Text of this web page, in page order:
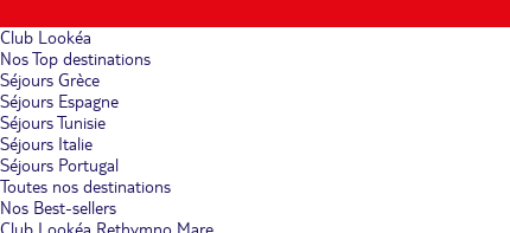
Club Lookéa
Nos Top destinations
Séjours Grèce
Séjours Espagne
Séjours Tunisie
Séjours Italie
Séjours Portugal
Toutes nos destinations
Nos Best-sellers